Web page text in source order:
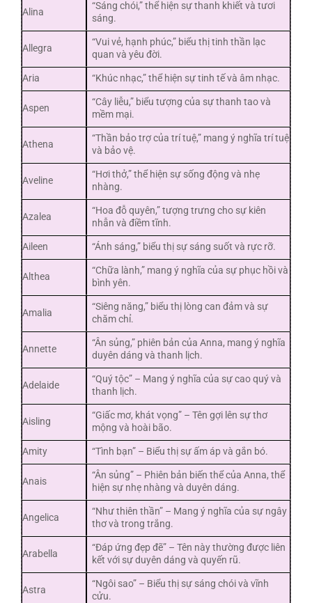
Alina
“Sáng chói,” thể hiện sự thanh khiết và tươi
sáng.
Allegra
“Vui vẻ, hạnh phúc,” biểu thị tinh thần lạc
quan và yêu đời.
Aria
“Khúc nhạc,” thể hiện sự tinh tế và âm nhạc.
Aspen
“Cây liễu,” biểu tượng của sự thanh tao và
mềm mại.
Athena
“Thần bảo trợ của trí tuệ,” mang ý nghĩa trí tuệ
và bảo vệ.
Aveline
“Hơi thở,” thể hiện sự sống động và nhẹ
nhàng.
Azalea
“Hoa đỗ quyên,” tượng trưng cho sự kiên
nhẫn và điềm tĩnh.
Aileen
“Ánh sáng,” biểu thị sự sáng suốt và rực rỡ.
Althea
“Chữa lành,” mang ý nghĩa của sự phục hồi và
bình yên.
Amalia
“Siêng năng,” biểu thị lòng can đảm và sự
chăm chỉ.
Annette
“Ân sủng,” phiên bản của Anna, mang ý nghĩa
duyên dáng và thanh lịch.
Adelaide
“Quý tộc” – Mang ý nghĩa của sự cao quý và
thanh lịch.
Aisling
“Giấc mơ, khát vọng” – Tên gợi lên sự thơ
mộng và hoài bão.
Amity
“Tình bạn” – Biểu thị sự ấm áp và gắn bó.
Anais
“Ân sủng” – Phiên bản biến thể của Anna, thể
hiện sự nhẹ nhàng và duyên dáng.
Angelica
“Như thiên thần” – Mang ý nghĩa của sự ngây
thơ và trong trắng.
Arabella
“Đáp ứng đẹp đẽ” – Tên này thường được liên
kết với sự duyên dáng và quyến rũ.
Astra
“Ngôi sao” – Biểu thị sự sáng chói và vĩnh
cửu.